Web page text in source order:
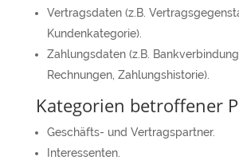
Vertragsdaten (z.B.
Kundenkategorie).
Zahlungsdaten (z.B.
Rechnungen, Zahlungshistorie).
Kategorien betroffener
Geschäfts- und Vertragspartner.
Interessenten.